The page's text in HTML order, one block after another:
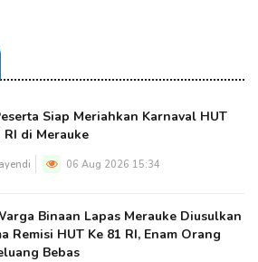
Siap Meriahkan Karnaval HUT
RI di Merauke
06 Aug 2026 15:34
Binaan Lapas Merauke Diusulkan
Remisi HUT Ke 81 RI, Enam Orang
Bebas